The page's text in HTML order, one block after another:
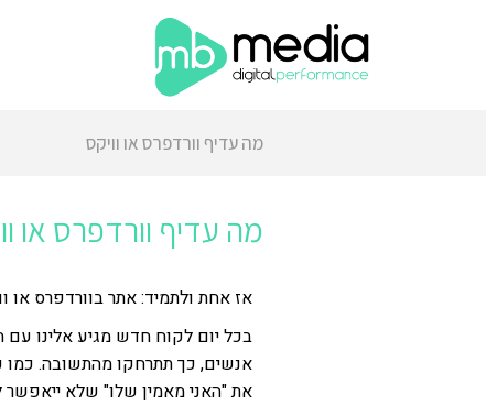
מה עדיף וורדפרס או וויקס
מה עדיף וורדפרס או
אז אחת ולתמיד: אתר בוורדפרס או
בכל יום לקוח חדש מגיע אלינו
אנשים, כך תתרחקו מהתשובה. כמו
את "האני מאמין שלו" שלא